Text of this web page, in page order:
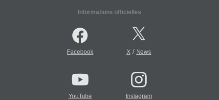
Informations officielles
Facebook X/ News
YouTube Instagram